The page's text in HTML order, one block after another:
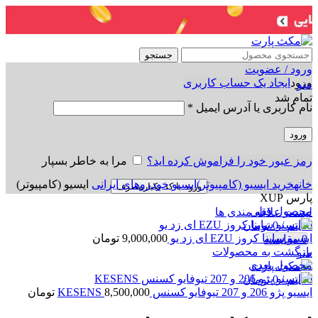
جستجو
ورود / عضویت
ورود ایجاد یک حساب کاربری
نام کاربری یا آدرس ایمیل *
ورود
رمز عبور خود را فراموش کرده اید؟ مرا به خاطر بسپار
ورود با کد یکبارمصرف
لیست علاقه مندی ها
0 آیتم /
0 تومان
0 مقایسه
منو
0 آیتم /
0 تومان
منو
تمام شد
برای بزرگنمایی کلیک کنید
خانهخرید ایسیو (کامپیوتر)ایسیو خودروهای ایرانی ایسیو (کامپیوتر)
پارس XUP
محصول قبلی
ایسیو ساینا کروز EZU ای زد یو 9,000,000 تومان
بازگشت به محصولات
محصول بعدی
ایسیو پژو 206 و 207 تیوفایو کسنس KESENS 8,500,000 تومان